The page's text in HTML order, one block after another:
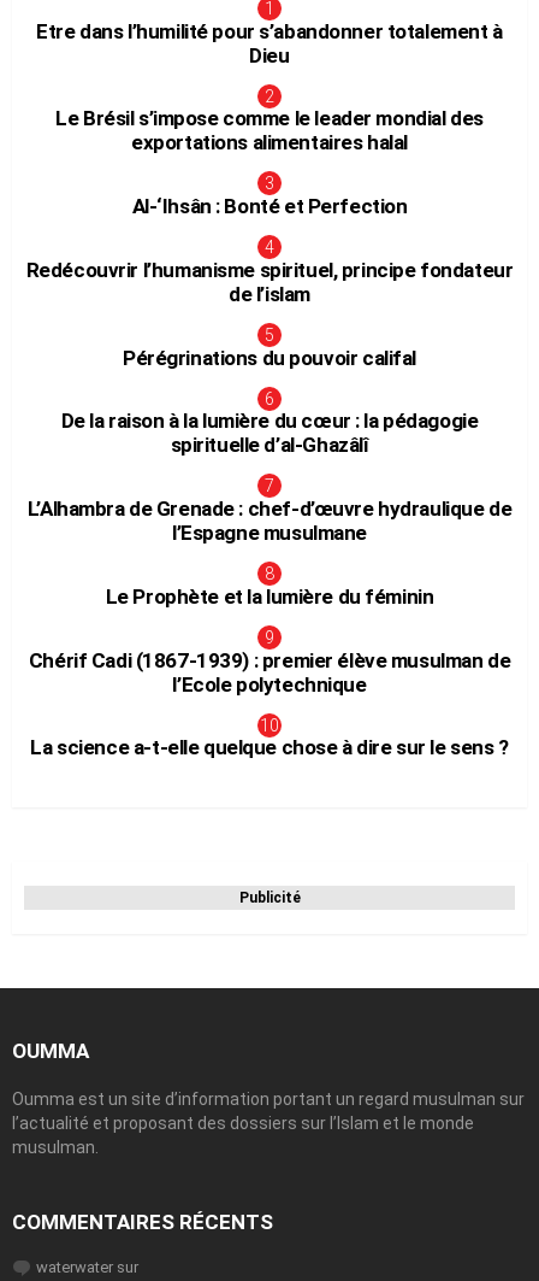
Etre dans l’humilité pour s’abandonner totalement à
Dieu
Le Brésil s’impose comme le leader mondial des
exportations alimentaires halal
Al-‘Ihsân : Bonté et Perfection
Redécouvrir l’humanisme spirituel, principe fondateur
de l’islam
Pérégrinations du pouvoir califal
De la raison à la lumière du cœur : la pédagogie
spirituelle d’al-Ghazâlî
L’Alhambra de Grenade : chef-d’œuvre hydraulique de
l’Espagne musulmane
Le Prophète et la lumière du féminin
Chérif Cadi (1867-1939) : premier élève musulman de
l’Ecole polytechnique
La science a-t-elle quelque chose à dire sur le sens ?
Publicité
OUMMA
Oumma est un site d’information portant un regard musulman sur
l’actualité et proposant des dossiers sur l’Islam et le monde
musulman.
COMMENTAIRES RÉCENTS
waterwater sur